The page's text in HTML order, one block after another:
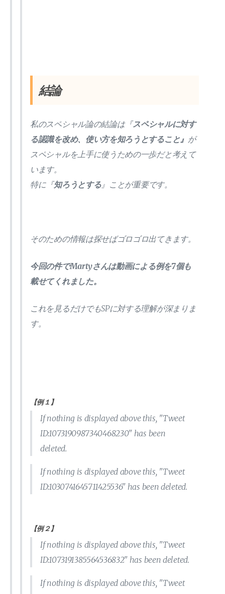
結論
私のスペシャル論の結論は『スペシャルに対す
る認識を改め、使い方を知ろうとすること』 が
スペシャルを上手に使うための一歩だと考えて
います。
特に『知ろうとする』ことが重要です。
そのための情報は探せばゴロゴロ出てきます。
今回の件でMartyさんは動画による例を7個も
載せてくれました。
これを見るだけでもSPに対する理解が深まりま
す。
【例１】
If nothing is displayed above this, "Tweet
ID:1073190987340468230" has been
deleted.
If nothing is displayed above this, "Tweet
ID:1030741645711425536" has been deleted.
【例２】
If nothing is displayed above this, "Tweet
ID:1073191385564536832" has been deleted.
If nothing is displayed above this, "Tweet